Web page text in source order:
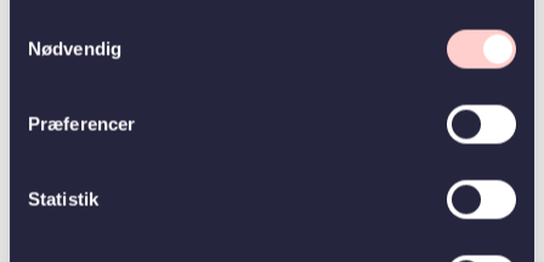
Nødvendig
Præferencer
Statistik